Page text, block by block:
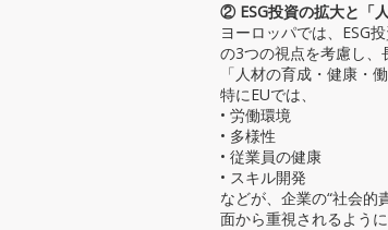
② ESG投資の拡大と「
ヨーロッパでは、ESG
の3つの視点を考慮し、
「人材の育成・健康・
特にEUでは、
• 労働環境
• 多様性
• 従業員の健康
• スキル開発
などが、企業の“社会的
面から重視されるように